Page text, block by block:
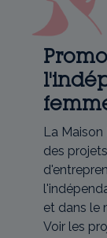
La
des
et dans le
Voir les